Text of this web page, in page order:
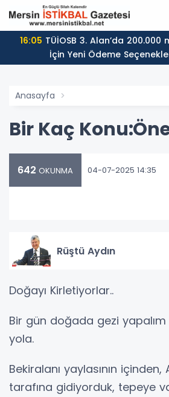
16:05
İçin Yeni Ödeme
Anasayfa
Bir Kaç
642 OKUNMA 04-07-2025 14:35
Rüştü Aydın
Doğayı Kirletiyorlar..
Bir gün doğada gezi yapalım
yola.
Bekiralanı yaylasının içinden,
tarafına gidiyorduk, tepeye